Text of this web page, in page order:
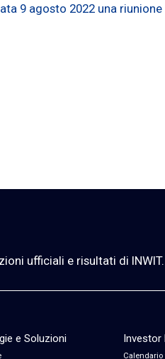
9 agosto 2022 una
ufficiali e risultati di INWIT.
e Soluzioni Investor